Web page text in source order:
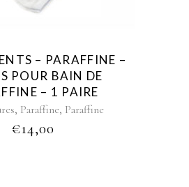
– PARAFFINE –
POUR BAIN DE
– 1 PAIRE
, Paraffine, Paraffine
€14,00